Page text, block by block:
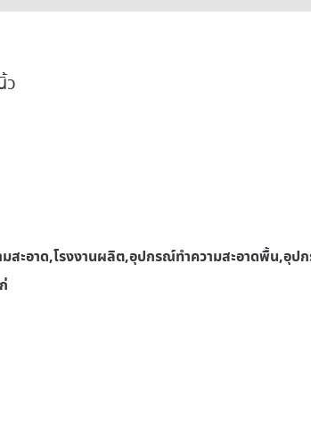
ว
สะอาด,โรงงานผลิต,อุปกรณ์ทําความสะอาดพื้น,อุป